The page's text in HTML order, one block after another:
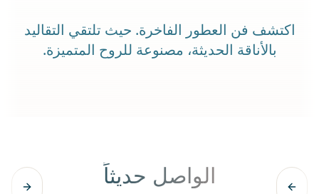
اكتشف فن العطور الفاخرة. حيث تلتقي التقاليد
بالأناقة الحديثة، مصنوعة للروح المتميزة.
الواصل حديثاً